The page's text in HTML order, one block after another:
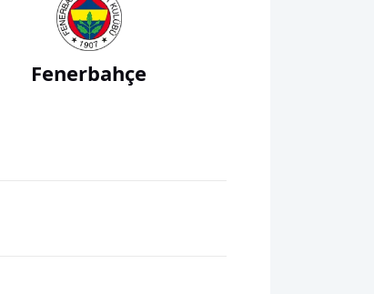
Fenerbahçe